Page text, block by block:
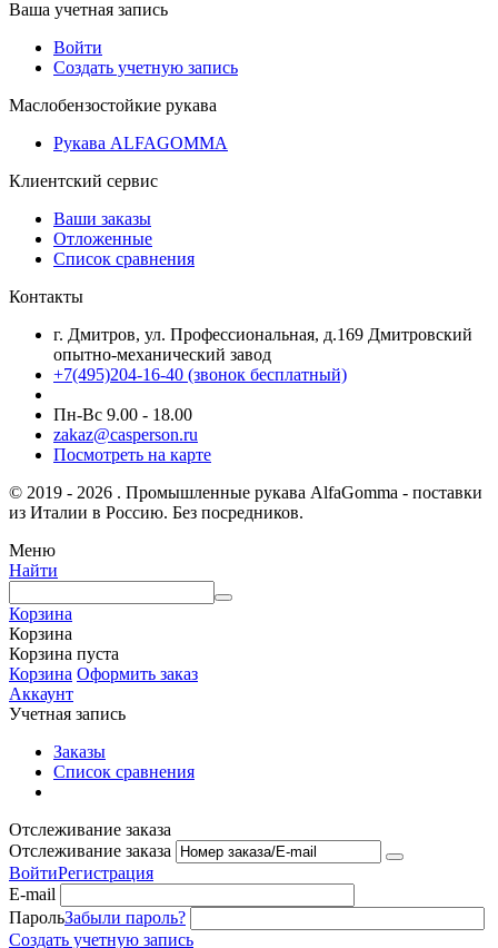
Ваша учетная запись
Войти
Создать учетную запись
Маслобензостойкие рукава
Рукава ALFAGOMMA
Клиентский сервис
Ваши заказы
Отложенные
Список сравнения
Контакты
г. Дмитров, ул. Профессиональная, д.169 Дмитровский
опытно-механический завод
+7(495)204-16-40 (звонок бесплатный)
Пн-Вс 9.00 - 18.00
zakaz@casperson.ru
Посмотреть на карте
© 2019 - 2026 . Промышленные рукава AlfaGomma - поставки
из Италии в Россию. Без посредников.
Меню
Найти
Корзина
Корзина
Корзина пуста
Корзина Оформить заказ
Аккаунт
Учетная запись
Заказы
Список сравнения
Отслеживание заказа
Отслеживание заказа
ВойтиРегистрация
E-mail
ПарольЗабыли пароль?
Создать учетную запись